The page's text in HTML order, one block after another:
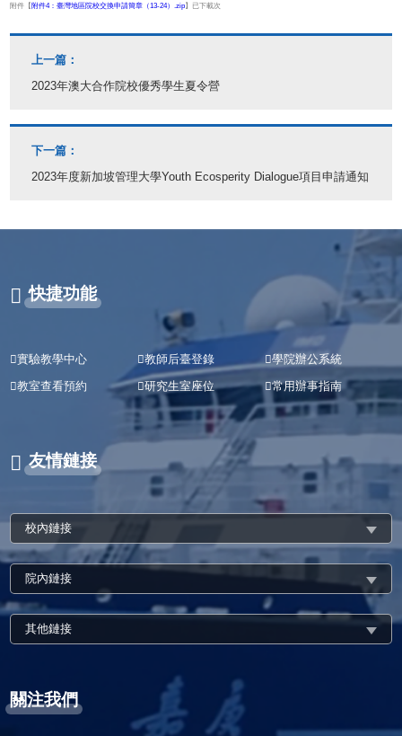
附件【附件4：臺灣地區院校交換申請簡章（13-24）.zip】已下載次
上一篇：
2023年澳大合作院校優秀學生夏令營
下一篇：
2023年度新加坡管理大學Youth Ecosperity Dialogue項目申請通知
快捷功能
實驗教學中心 教師后臺登錄
學院辦公系統
教室查看預約
研究生室座位 常用辦事指南
友情鏈接
校內鏈接
院內鏈接
其他鏈接
關注我們